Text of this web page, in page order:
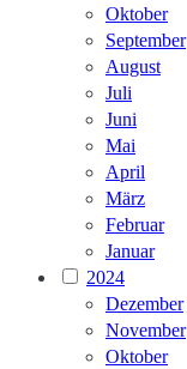
Oktober
September
August
Juli
Juni
Mai
April
März
Februar
Januar
2024
Dezember
November
Oktober